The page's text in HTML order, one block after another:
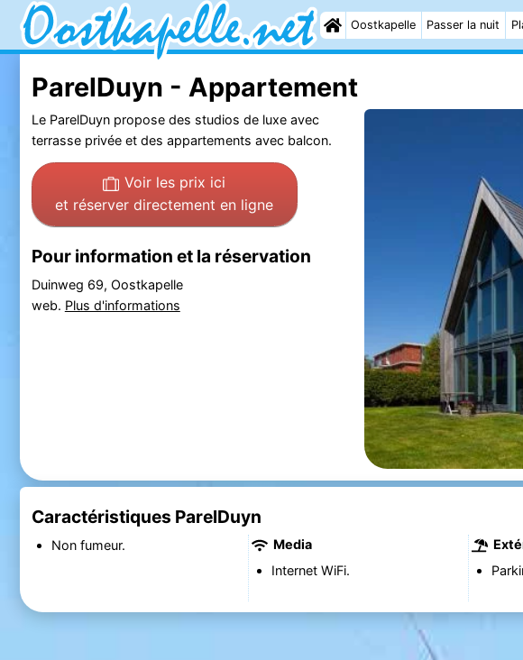
Oostkapelle Passer la nuit
ParelDuyn - Appartement
Le ParelDuyn propose des studios de luxe avec
terrasse privée et des appartements avec balcon.
Voir les prix ici
et réserver directement en ligne
Pour information et la réservation
Duinweg 69, Oostkapelle
web. Plus d'informations
Caractéristiques ParelDuyn
Non fumeur.
Media
Internet WiFi.